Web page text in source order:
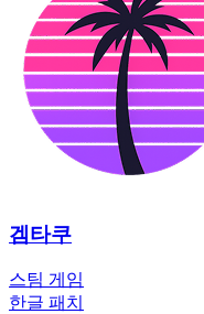
겜타쿠
스팀 게임
한글 패치